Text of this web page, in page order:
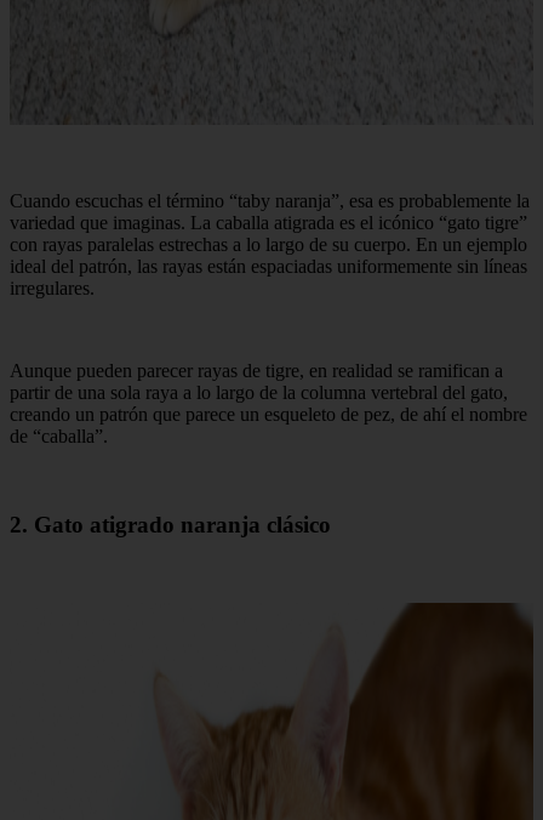
Cuando escuchas el término “taby naranja”, esa es probablemente la
variedad que imaginas. La caballa atigrada es el icónico “gato tigre”
con rayas paralelas estrechas a lo largo de su cuerpo. En un ejemplo
ideal del patrón, las rayas están espaciadas uniformemente sin líneas
irregulares.
Aunque pueden parecer rayas de tigre, en realidad se ramifican a
partir de una sola raya a lo largo de la columna vertebral del gato,
creando un patrón que parece un esqueleto de pez, de ahí el nombre
de “caballa”.
2. Gato atigrado naranja clásico